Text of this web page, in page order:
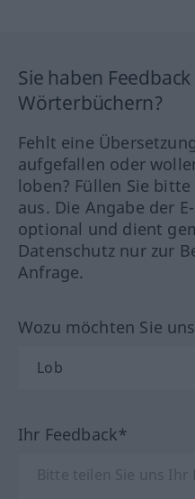
Sie haben
Wörterbüchern?
Fehlt eine
aufgefallen oder
loben? Füllen Sie
aus. Die Angabe der
optional und dient
Datenschutz nur zur
Anfrage.
Wozu möchten Sie
Ihr Feedback*